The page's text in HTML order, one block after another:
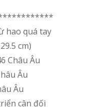
hao quá tay
cm)
Châu Âu
Âu
Âu
cân đối